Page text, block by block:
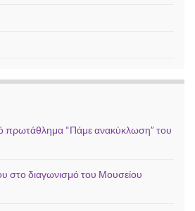
πρωτάθλημα “Πάμε ανακύκλωση” του
στο διαγωνισμό του Μουσείου